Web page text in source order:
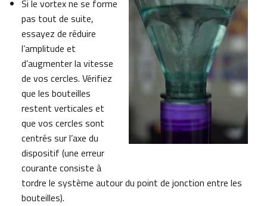
Si le vortex ne se forme
pas tout de suite,
essayez de réduire
l’amplitude et
d’augmenter la vitesse
de vos cercles. Vérifiez
que les bouteilles
restent verticales et
que vos cercles sont
centrés sur l’axe du
dispositif (une erreur
courante consiste à
tordre le système autour du point de jonction entre les
bouteilles).